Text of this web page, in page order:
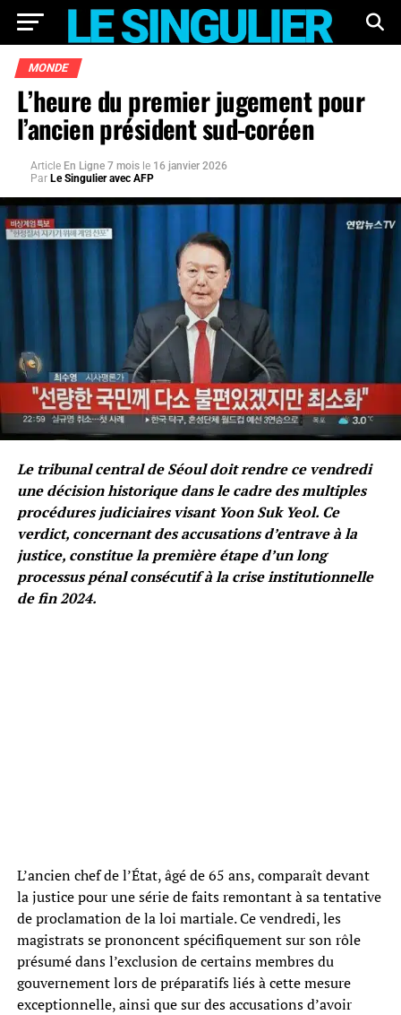
MONDE
L’heure du premier jugement pour
l’ancien président sud-coréen
Article En Ligne 7 mois le 16 janvier 2026
Par Le Singulier avec AFP
Le tribunal central de Séoul doit rendre ce vendredi
une décision historique dans le cadre des multiples
procédures judiciaires visant Yoon Suk Yeol. Ce
verdict, concernant des accusations d’entrave à la
justice, constitue la première étape d’un long
processus pénal consécutif à la crise institutionnelle
de fin 2024.
L’ancien chef de l’État, âgé de 65 ans, comparaît devant
la justice pour une série de faits remontant à sa tentative
de proclamation de la loi martiale. Ce vendredi, les
magistrats se prononcent spécifiquement sur son rôle
présumé dans l’exclusion de certains membres du
gouvernement lors de préparatifs liés à cette mesure
exceptionnelle, ainsi que sur des accusations d’avoir